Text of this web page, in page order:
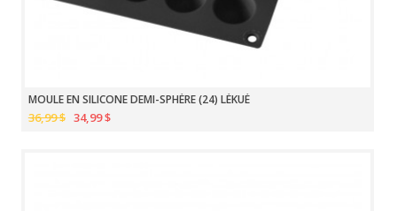
MOULE EN SILICONE DEMI-SPHÈRE (24) LÉKUÉ
36,99 $ 34,99 $